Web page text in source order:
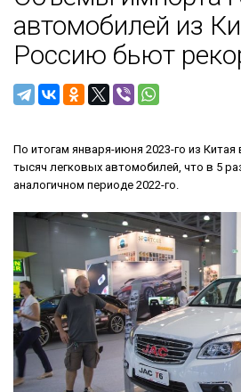
автомобилей из
Россию бьют
По итогам января-июня 2023-го из
тысяч легковых автомобилей, что в 5
аналогичном периоде 2022-го.